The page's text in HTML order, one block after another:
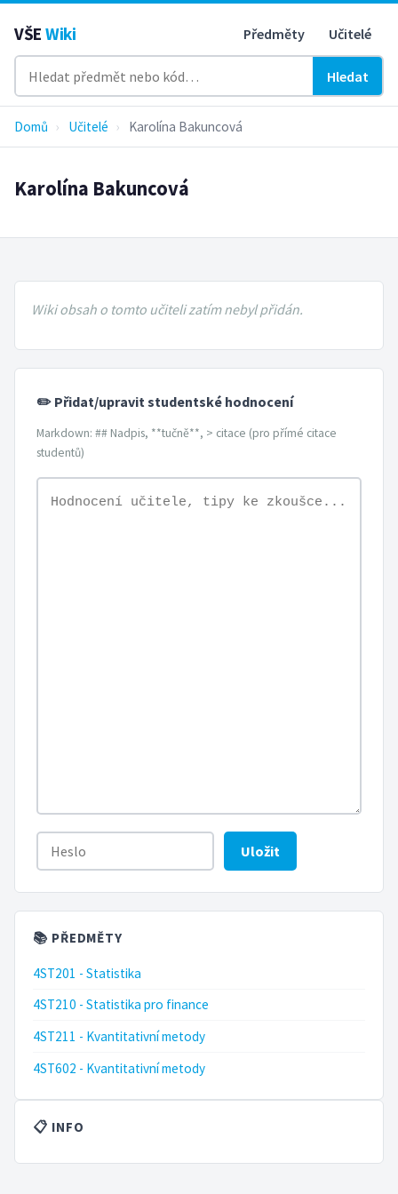
VŠE Wiki Předměty Učitelé
Hledat
Domů › Učitelé › Karolína Bakuncová
Karolína Bakuncová
Wiki obsah o tomto učiteli zatím nebyl přidán.
✏️ Přidat/upravit studentské hodnocení
Markdown: ## Nadpis, **tučně**, > citace (pro přímé citace
studentů)
Uložit
📚 PŘEDMĚTY
4ST201 - Statistika
4ST210 - Statistika pro finance
4ST211 - Kvantitativní metody
4ST602 - Kvantitativní metody
📋 INFO